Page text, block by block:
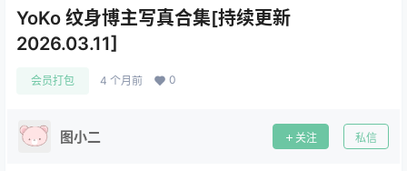
YoKo 纹身博主写真合集[持续更新
2026.03.11]
会员打包 4 个月前 0
图小二 关注 私信